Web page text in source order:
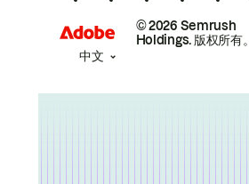
© 2026 Semrush
Holdings. 版权所有。
中文